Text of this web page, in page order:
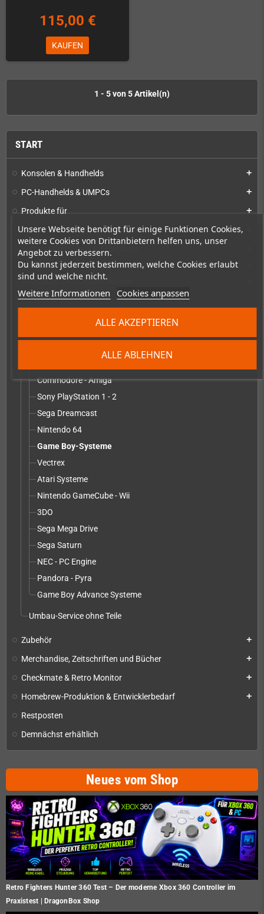
Unsere Webseite benötigt für einige Funktionen Cookies,
weitere Cookies von Drittanbietern helfen uns, unser
Angebot zu verbessern.
Du kannst jederzeit bestimmen, welche Cookies erlaubt
sind und welche nicht.
Weitere Informationen Cookies anpassen
ALLE ABLEHNEN
ALLE AKZEPTIEREN
START
Konsolen & Handhelds add
PC-Handhelds & UMPCs add
Produkte für add
Spiele
Reparaturen, Mods & Ersatzteile
Ersatzteile zum Selberreparieren
Modkits zum Selbereinbauen
PixelFX
Commodore - Amiga
Sony PlayStation 1 - 2
Sega Dreamcast
Nintendo 64
Game Boy-Systeme
Vectrex
Atari Systeme
Nintendo GameCube - Wii
3DO
Sega Mega Drive
Sega Saturn
NEC - PC Engine
Pandora - Pyra
Game Boy Advance Systeme
Umbau-Service ohne Teile
Zubehör add
Merchandise, Zeitschriften und Bücher add
Checkmate & Retro Monitor add
Homebrew-Produktion & Entwicklerbedarf add
Restposten
Demnächst erhältlich
Neues vom Shop
Retro Fighters Hunter 360 Test – Der moderne Xbox 360 Controller im
Praxistest | DragonBox Shop
115,00 €
KAUFEN
1 - 5 von 5 Artikel(n)